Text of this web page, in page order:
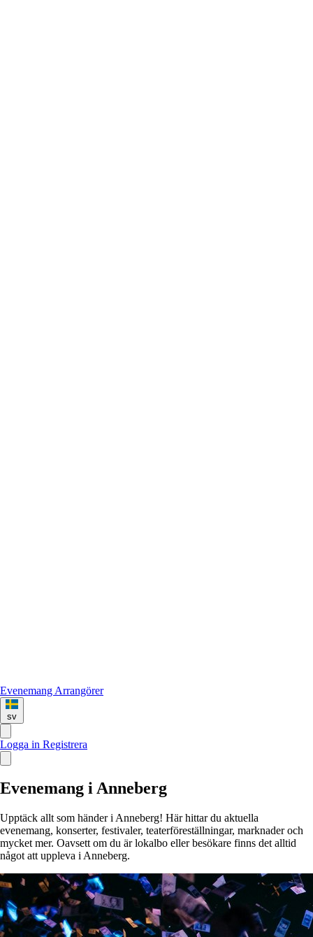
Evenemang Arrangörer
sv
Logga in Registrera
Evenemang i Anneberg
Upptäck allt som händer i Anneberg! Här hittar du aktuella
evenemang, konserter, festivaler, teaterföreställningar, marknader och
mycket mer. Oavsett om du är lokalbo eller besökare finns det alltid
något att uppleva i Anneberg.